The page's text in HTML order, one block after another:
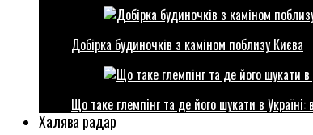
Добірка будиночків з каміном поблизу Києва
Що таке глемпінг та де його шукати в Україні:
Халява радар